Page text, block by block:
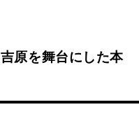
原を舞台にした本